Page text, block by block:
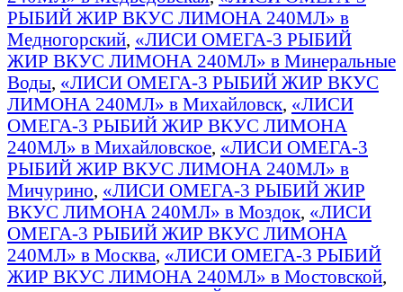
РЫБИЙ ЖИР ВКУС ЛИМОНА 240МЛ» в
Медногорский, «ЛИСИ ОМЕГА-3 РЫБИЙ
ЖИР ВКУС ЛИМОНА 240МЛ» в Минеральные
Воды, «ЛИСИ ОМЕГА-3 РЫБИЙ ЖИР ВКУС
ЛИМОНА 240МЛ» в Михайловск, «ЛИСИ
ОМЕГА-3 РЫБИЙ ЖИР ВКУС ЛИМОНА
240МЛ» в Михайловское, «ЛИСИ ОМЕГА-3
РЫБИЙ ЖИР ВКУС ЛИМОНА 240МЛ» в
Мичурино, «ЛИСИ ОМЕГА-3 РЫБИЙ ЖИР
ВКУС ЛИМОНА 240МЛ» в Моздок, «ЛИСИ
ОМЕГА-3 РЫБИЙ ЖИР ВКУС ЛИМОНА
240МЛ» в Москва, «ЛИСИ ОМЕГА-3 РЫБИЙ
ЖИР ВКУС ЛИМОНА 240МЛ» в Мостовской,